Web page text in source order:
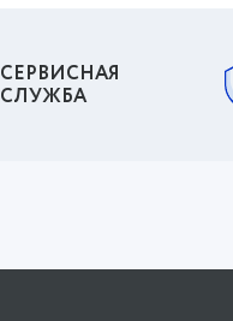
СЕРВИСНАЯ
СЛУЖБА